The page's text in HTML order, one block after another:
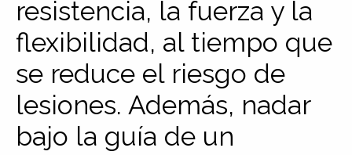
resistencia, la fuerza y la
flexibilidad, al tiempo que
se reduce el riesgo de
lesiones. Además, nadar
bajo la guía de un